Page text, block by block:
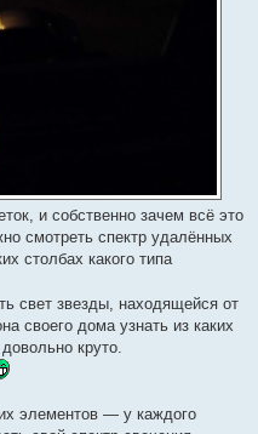
и собственно зачем всё это
смотреть спектр удалённых
столбах какого типа
свет звезды, находящейся от
своего дома узнать из каких
круто.
элементов — у каждого